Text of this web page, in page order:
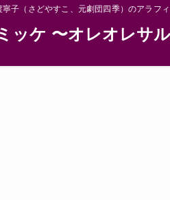
子（さどやすこ、元劇団四季）のアラフィ
ッケ 〜オレオレサ